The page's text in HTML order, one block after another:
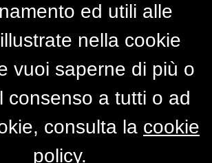
ed utili alle
nella cookie
vuoi saperne di più o
consenso a tutti o ad
consulta la cookie
policy.